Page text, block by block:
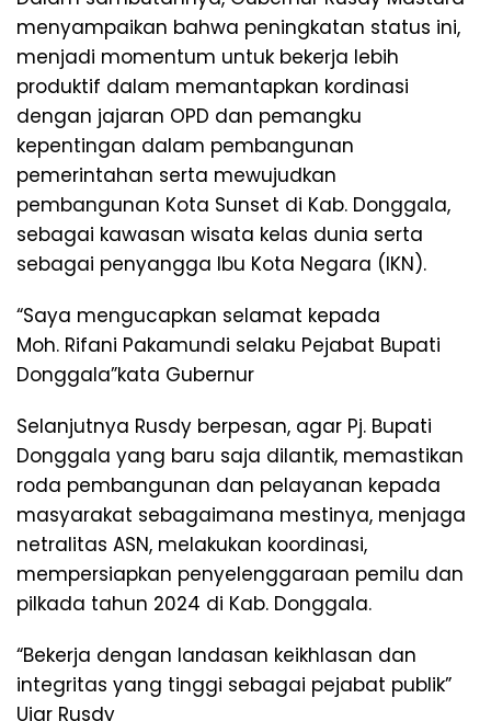
menyampaikan bahwa peningkatan status ini,
menjadi momentum untuk bekerja lebih
produktif dalam memantapkan kordinasi
dengan jajaran OPD dan pemangku
kepentingan dalam pembangunan
pemerintahan serta mewujudkan
pembangunan Kota Sunset di Kab. Donggala,
sebagai kawasan wisata kelas dunia serta
sebagai penyangga Ibu Kota Negara (IKN).
“Saya mengucapkan selamat kepada
Moh. Rifani Pakamundi selaku Pejabat Bupati
Donggala”kata Gubernur
Selanjutnya Rusdy berpesan, agar Pj. Bupati
Donggala yang baru saja dilantik, memastikan
roda pembangunan dan pelayanan kepada
masyarakat sebagaimana mestinya, menjaga
netralitas ASN, melakukan koordinasi,
mempersiapkan penyelenggaraan pemilu dan
pilkada tahun 2024 di Kab. Donggala.
“Bekerja dengan landasan keikhlasan dan
integritas yang tinggi sebagai pejabat publik”
Ujar Rusdy